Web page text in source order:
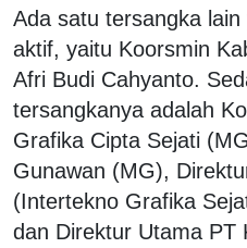
Ada satu tersangka
aktif, yaitu Koorsmin
Afri Budi Cahyanto.
tersangkanya adalah
Grafika Cipta Sejati
Gunawan (MG),
(Intertekno Grafika
dan Direktur Utama PT